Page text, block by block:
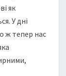
як
У дні
ж тепер нас